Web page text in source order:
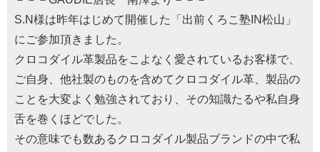
S.N様は昨年はじめて開催した「出前くろこ塾IN松山」
にご参加頂きました。
クロコダイル革製品をこよなく愛されているお客様で、
ご自身、他社製のものを含めてクロコダイル革、製品の
ことを大変よく勉強されており、その知識たるや私自身
舌を巻くほどでした。
その意味でも数あるクロコダイル製品ブランドの中で私